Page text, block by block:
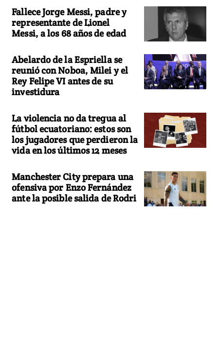
Fallece Jorge Messi, padre y
representante de Lionel
Messi, a los 68 años de edad
Abelardo de la Espriella se
reunió con Noboa, Milei y el
Rey Felipe VI antes de su
investidura
La violencia no da tregua al
fútbol ecuatoriano: estos son
los jugadores que perdieron la
vida en los últimos 12 meses
Manchester City prepara una
ofensiva por Enzo Fernández
ante la posible salida de Rodri